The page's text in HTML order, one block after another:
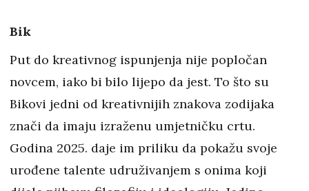
Bik
Put do kreativnog ispunjenja nije popločan
novcem, iako bi bilo lijepo da jest. To što su
Bikovi jedni od kreativnijih znakova zodijaka
znači da imaju izraženu umjetničku crtu.
Godina 2025. daje im priliku da pokažu svoje
urođene talente udruživanjem s onima koji